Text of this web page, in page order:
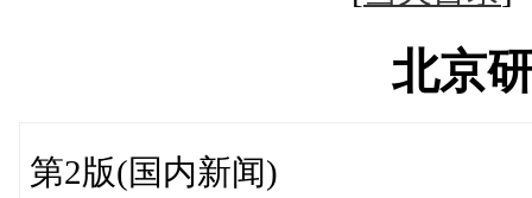
北京
第2版(国内新闻)